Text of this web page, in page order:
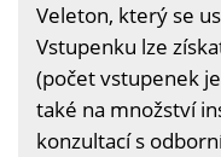
Veleton, který se
Vstupenku lze
(počet vstupenek
také na množství
konzultací s